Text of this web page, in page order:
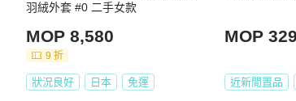
羽絨外套 #0 二手女款
MOP 8,580
9 折
狀況良好 日本 免運
MOP 329
近新閒置品